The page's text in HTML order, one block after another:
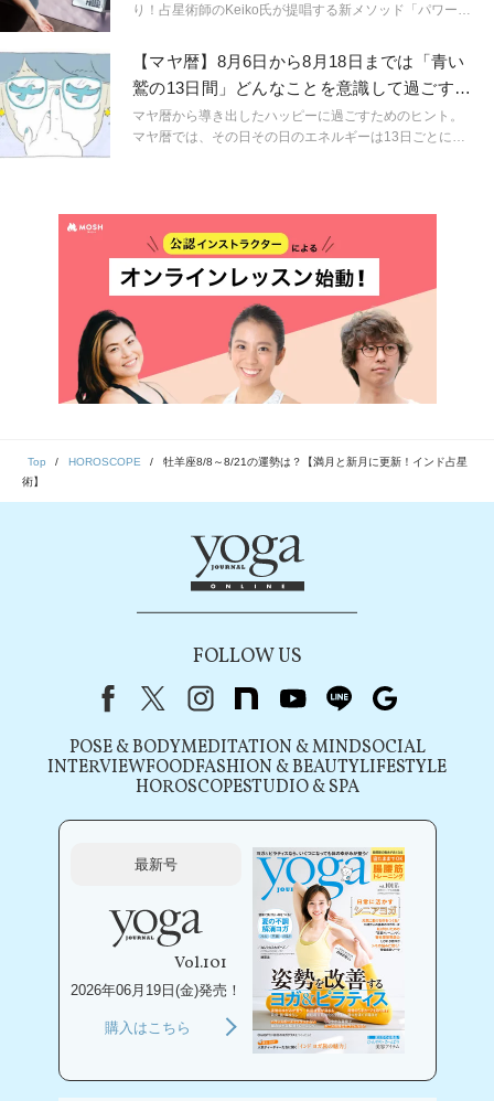
り！占星術師のKeiko氏が提唱する新メソッド「パワーウ
幸せを引き寄せてみませんか？
【マヤ暦】8月6日から8月18日までは「青い
鷲の13日間」どんなことを意識して過ごすべ
き？
マヤ暦から導き出したハッピーに過ごすためのヒント。
マヤ暦では、その日その日のエネルギーは13日ごとに区
Top HOROSCOPE
牡羊座8/8～8/21の運勢は？【満月と新月に更新！インド占星
術】
FOLLOW US
FacebookX（旧Twitter）
instagram
note youtubeline
POSE & BODYMEDITATION & MINDSOCIAL
INTERVIEWFOODFASHION & BEAUTYLIFESTYLE
HOROSCOPESTUDIO & SPA
最新号
Vol.101
2026年06月19日(金)発売！
購入はこちら